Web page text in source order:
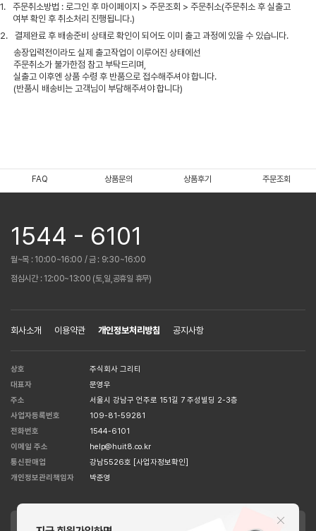
1.
주문취소방법 : 로그인 후 마이페이지 > 주문조회 > 주문취소(주문취소 후 실출고
여부 확인 후 취소처리 진행됩니다.)
2.
결제완료 후 배송준비 상태로 확인이 되어도 이미 출고 과정에 있을 수 있습니다.
송장입력전이라도 실제 출고작업이 이루어진 상태에선
주문취소가 불가한점 참고 부탁드리며,
실출고 이후엔 상품 수령 후 반품으로 접수해주셔야 합니다.
(반품시 배송비는 고객님이 부담해주셔야 합니다)
FAQ 상품문의 상품후기 주문조회
1544 - 6101
월~목 : 10:00~16:00 / 금 : 9:30~16:00
점심시간 : 12:00~13:00 (토,일,공휴일 휴무)
회사소개 이용약관 개인정보처리방침 공지사항
상호
주식회사 그리티
대표자
문영우
주소
서울시 강남구 언주로 151길 7 주성빌딩 2-3층
사업자등록번호
109-81-59281
전화번호
1544-6101
이메일 주소
help@huit8.co.kr
통신판매업
강남5526호 [사업자정보확인]
개인정보관리책임자
박준영
APPLE STORE